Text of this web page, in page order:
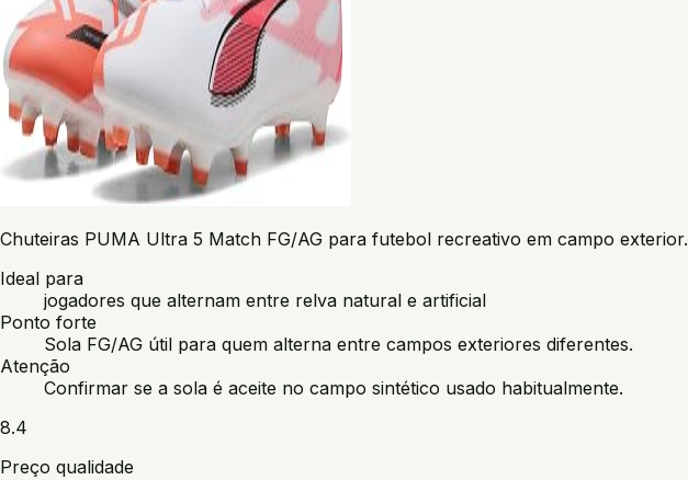
Chuteiras PUMA Ultra 5 Match FG/AG para futebol recreativo em campo exterior.
Ideal para
jogadores que alternam entre relva natural e artificial
Ponto forte
Sola FG/AG útil para quem alterna entre campos exteriores diferentes.
Atenção
Confirmar se a sola é aceite no campo sintético usado habitualmente.
8.4
Preço qualidade